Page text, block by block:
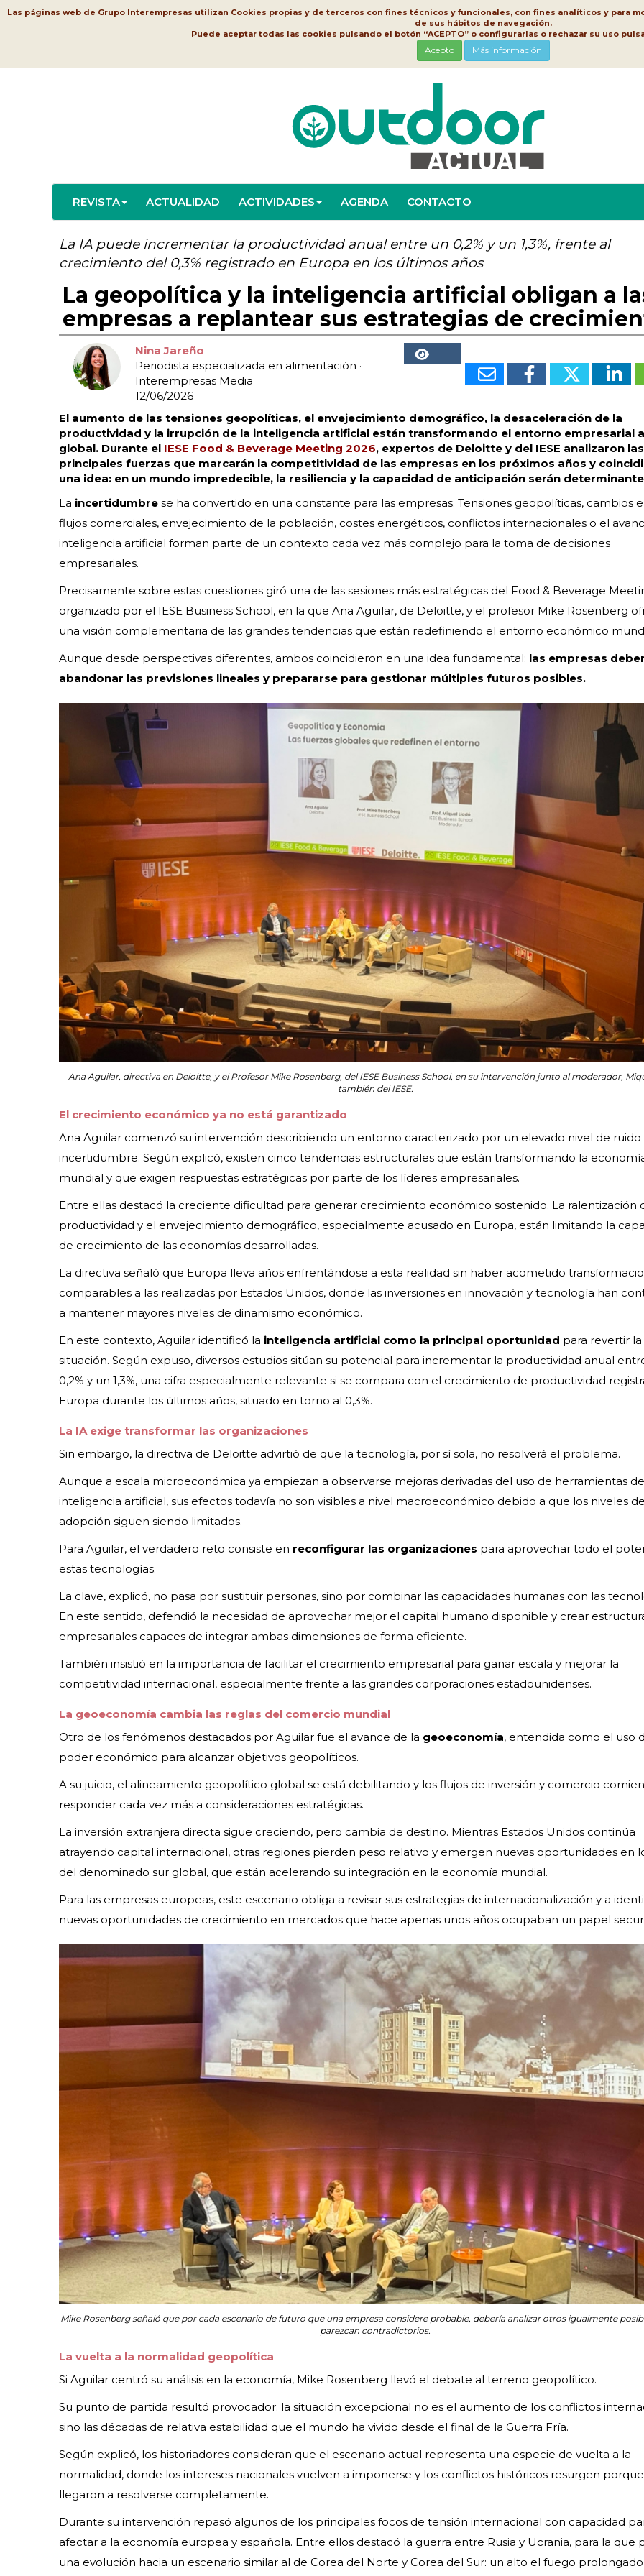
Las páginas web de Grupo Interempresas utilizan Cookies propias y de terceros con fines técnicos y funcionales, con fines analíticos y para
de sus hábitos de navegación.
Puede aceptar todas las cookies pulsando el botón “ACEPTO” o configurarlas o rechazar su uso
Acepto Más información
REVISTA ACTUALIDAD ACTIVIDADES AGENDA CONTACTO
La IA puede incrementar la productividad anual entre un 0,2% y un 1,3%, frente al
crecimiento del 0,3% registrado en Europa en los últimos años
La geopolítica y la inteligencia artificial obligan a
empresas a replantear sus estrategias de
Nina Jareño
Periodista especializada en alimentación ·
Interempresas Media
12/06/2026
El aumento de las tensiones geopolíticas, el envejecimiento demográfico, la desaceleración de la
productividad y la irrupción de la inteligencia artificial están transformando el entorno empresarial
global. Durante el IESE Food & Beverage Meeting 2026, expertos de Deloitte y del IESE analizaron las
principales fuerzas que marcarán la competitividad de las empresas en los próximos años y
una idea: en un mundo impredecible, la resiliencia y la capacidad de anticipación serán
La incertidumbre se ha convertido en una constante para las empresas. Tensiones geopolíticas, cambios
flujos comerciales, envejecimiento de la población, costes energéticos, conflictos internacionales o el
inteligencia artificial forman parte de un contexto cada vez más complejo para la toma de decisiones
empresariales.
Precisamente sobre estas cuestiones giró una de las sesiones más estratégicas del Food & Beverage
organizado por el IESE Business School, en la que Ana Aguilar, de Deloitte, y el profesor Mike Rosenberg
una visión complementaria de las grandes tendencias que están redefiniendo el entorno económico
Aunque desde perspectivas diferentes, ambos coincidieron en una idea fundamental: las empresas
abandonar las previsiones lineales y prepararse para gestionar múltiples futuros posibles.
Ana Aguilar, directiva en Deloitte, y el Profesor Mike Rosenberg, del IESE Business School, en su intervención junto al moderador,
también del IESE.
El crecimiento económico ya no está garantizado
Ana Aguilar comenzó su intervención describiendo un entorno caracterizado por un elevado nivel de ruido
incertidumbre. Según explicó, existen cinco tendencias estructurales que están transformando la
mundial y que exigen respuestas estratégicas por parte de los líderes empresariales.
Entre ellas destacó la creciente dificultad para generar crecimiento económico sostenido. La ralentización
productividad y el envejecimiento demográfico, especialmente acusado en Europa, están limitando la
de crecimiento de las economías desarrolladas.
La directiva señaló que Europa lleva años enfrentándose a esta realidad sin haber acometido
comparables a las realizadas por Estados Unidos, donde las inversiones en innovación y tecnología han
a mantener mayores niveles de dinamismo económico.
En este contexto, Aguilar identificó la inteligencia artificial como la principal oportunidad para revertir la
situación. Según expuso, diversos estudios sitúan su potencial para incrementar la productividad anual
0,2% y un 1,3%, una cifra especialmente relevante si se compara con el crecimiento de productividad
Europa durante los últimos años, situado en torno al 0,3%.
La IA exige transformar las organizaciones
Sin embargo, la directiva de Deloitte advirtió de que la tecnología, por sí sola, no resolverá el problema.
Aunque a escala microeconómica ya empiezan a observarse mejoras derivadas del uso de herramientas de
inteligencia artificial, sus efectos todavía no son visibles a nivel macroeconómico debido a que los niveles
adopción siguen siendo limitados.
Para Aguilar, el verdadero reto consiste en reconfigurar las organizaciones para aprovechar todo el
estas tecnologías.
La clave, explicó, no pasa por sustituir personas, sino por combinar las capacidades humanas con las
En este sentido, defendió la necesidad de aprovechar mejor el capital humano disponible y crear
empresariales capaces de integrar ambas dimensiones de forma eficiente.
También insistió en la importancia de facilitar el crecimiento empresarial para ganar escala y mejorar la
competitividad internacional, especialmente frente a las grandes corporaciones estadounidenses.
La geoeconomía cambia las reglas del comercio mundial
Otro de los fenómenos destacados por Aguilar fue el avance de la geoeconomía, entendida como el uso
poder económico para alcanzar objetivos geopolíticos.
A su juicio, el alineamiento geopolítico global se está debilitando y los flujos de inversión y comercio
responder cada vez más a consideraciones estratégicas.
La inversión extranjera directa sigue creciendo, pero cambia de destino. Mientras Estados Unidos continúa
atrayendo capital internacional, otras regiones pierden peso relativo y emergen nuevas oportunidades en
del denominado sur global, que están acelerando su integración en la economía mundial.
Para las empresas europeas, este escenario obliga a revisar sus estrategias de internacionalización y a
nuevas oportunidades de crecimiento en mercados que hace apenas unos años ocupaban un papel
Mike Rosenberg señaló que por cada escenario de futuro que una empresa considere probable, debería analizar otros igualmente
parezcan contradictorios.
La vuelta a la normalidad geopolítica
Si Aguilar centró su análisis en la economía, Mike Rosenberg llevó el debate al terreno geopolítico.
Su punto de partida resultó provocador: la situación excepcional no es el aumento de los conflictos
sino las décadas de relativa estabilidad que el mundo ha vivido desde el final de la Guerra Fría.
Según explicó, los historiadores consideran que el escenario actual representa una especie de vuelta a la
normalidad, donde los intereses nacionales vuelven a imponerse y los conflictos históricos resurgen
llegaron a resolverse completamente.
Durante su intervención repasó algunos de los principales focos de tensión internacional con capacidad
afectar a la economía europea y española. Entre ellos destacó la guerra entre Rusia y Ucrania, para la que
una evolución hacia un escenario similar al de Corea del Norte y Corea del Sur: un alto el fuego